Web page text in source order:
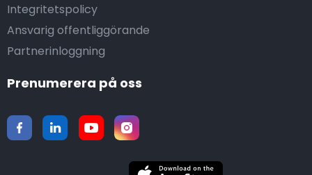
Integritetspolicy
Ansvarig offentliggörande
Partnerinloggning
Prenumerera på oss